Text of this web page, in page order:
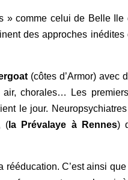
» comme celui de Belle Ile
des approches inédites
(côtes d’Armor) avec
air, chorales… Les
le jour.
( la Prévalaye à Rennes)
rééducation. C’est ainsi que